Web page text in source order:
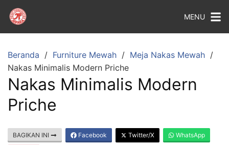
MENU
Beranda Furniture Mewah
Meja Nakas Mewah
Nakas Minimalis Modern Priche
Nakas Minimalis Modern
Priche
BAGIKAN INI Facebook Twitter/X WhatsApp